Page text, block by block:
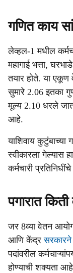
गणित काय
लेव्हल-1 मधील
महागाई भत्ता,
तयार होते. या एकूण
सुमारे 2.06 इतका
मूल्य 2.10 धरले
आहे.
याशिवाय कुटुंबाच्या
स्वीकारला गेल्यास
कर्मचारी
पगारात
जर 8व्या वेतन
आणि केंद्र
पदांवरील
होण्याची शक्यता